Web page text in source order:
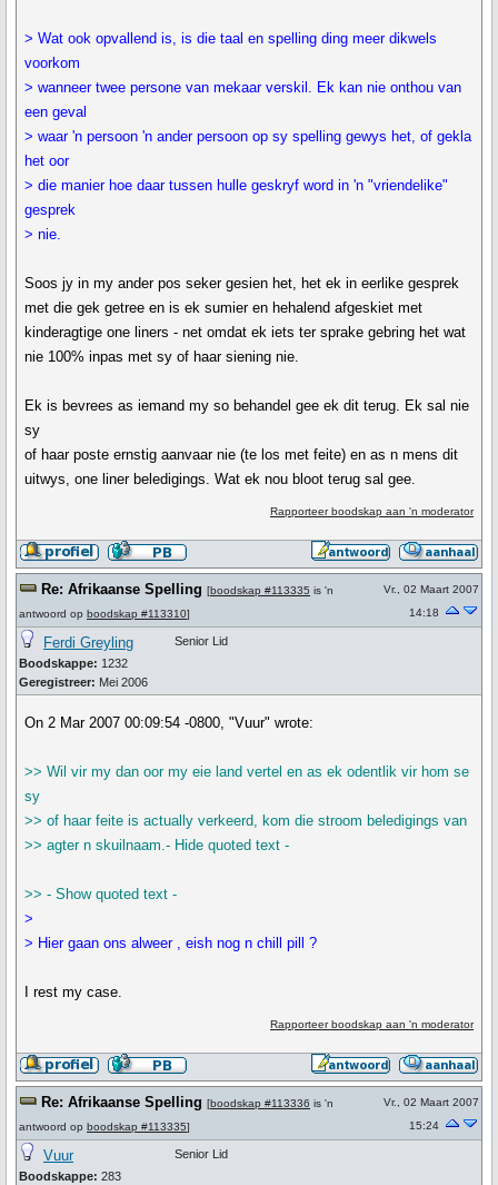
> Wat ook opvallend is, is die taal en spelling ding meer dikwels
voorkom
> wanneer twee persone van mekaar verskil. Ek kan nie onthou van
een geval
> waar 'n persoon 'n ander persoon op sy spelling gewys het, of gekla
het oor
> die manier hoe daar tussen hulle geskryf word in 'n "vriendelike"
gesprek
> nie.
Soos jy in my ander pos seker gesien het, het ek in eerlike gesprek
met die gek getree en is ek sumier en hehalend afgeskiet met
kinderagtige one liners - net omdat ek iets ter sprake gebring het wat
nie 100% inpas met sy of haar siening nie.
Ek is bevrees as iemand my so behandel gee ek dit terug. Ek sal nie
sy
of haar poste ernstig aanvaar nie (te los met feite) en as n mens dit
uitwys, one liner beledigings. Wat ek nou bloot terug sal gee.
Rapporteer boodskap aan 'n moderator
Re: Afrikaanse Spelling [boodskap #113335 is 'n
antwoord op boodskap #113310]
Vr., 02 Maart 2007
14:18
Ferdi Greyling
Boodskappe: 1232
Geregistreer: Mei 2006
Senior Lid
On 2 Mar 2007 00:09:54 -0800, "Vuur" wrote:
>> Wil vir my dan oor my eie land vertel en as ek odentlik vir hom se
sy
>> of haar feite is actually verkeerd, kom die stroom beledigings van
>> agter n skuilnaam.- Hide quoted text -
>> - Show quoted text -
>
> Hier gaan ons alweer , eish nog n chill pill ?
I rest my case.
Rapporteer boodskap aan 'n moderator
Re: Afrikaanse Spelling [boodskap #113336 is 'n
antwoord op boodskap #113335]
Vr., 02 Maart 2007
15:24
Vuur
Boodskappe: 283
Senior Lid